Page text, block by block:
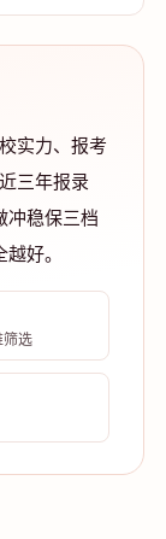
实力、报考
三年报录
冲稳保三档
好。
筛选